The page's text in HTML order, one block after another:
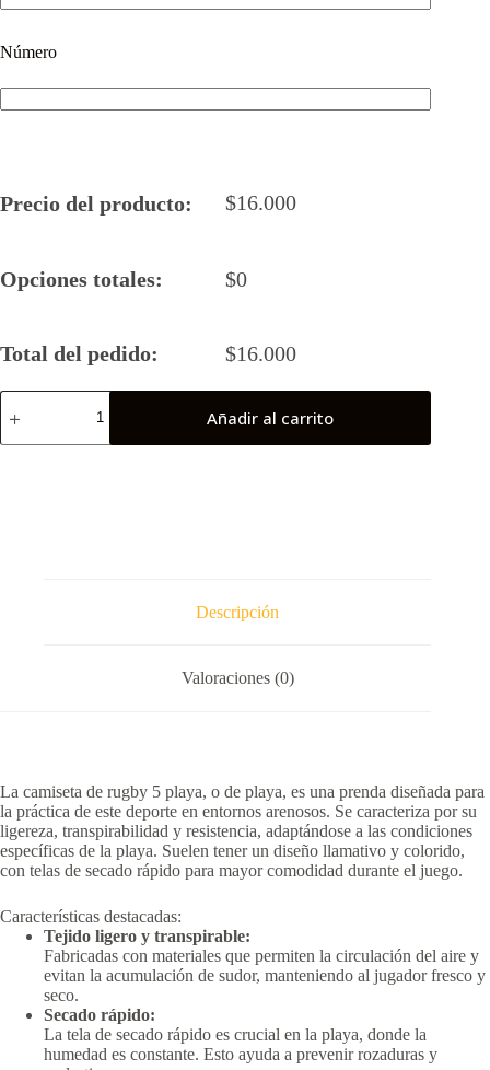
Número
Precio del producto: $16.000
Opciones totales: $0
Total del pedido: $16.000
Camiseta
Rugby
Añadir al carrito
Descripción
Valoraciones (0)
La camiseta de rugby 5 playa, o de playa, es una prenda diseñada para
la práctica de este deporte en entornos arenosos. Se caracteriza por su
ligereza, transpirabilidad y resistencia, adaptándose a las condiciones
específicas de la playa. Suelen tener un diseño llamativo y colorido,
con telas de secado rápido para mayor comodidad durante el juego.
Características destacadas:
Tejido ligero y transpirable:
Fabricadas con materiales que permiten la circulación del aire y
evitan la acumulación de sudor, manteniendo al jugador fresco y
seco.
Secado rápido:
La tela de secado rápido es crucial en la playa, donde la
humedad es constante. Esto ayuda a prevenir rozaduras y